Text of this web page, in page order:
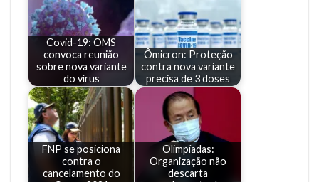
Covid-19: OMS
convoca reunião
sobre nova variante
do vírus
Ômicron: Proteção
contra nova variante
precisa de 3 doses
FNP se posiciona
contra o
cancelamento do
Olimpíadas:
Organização não
descarta